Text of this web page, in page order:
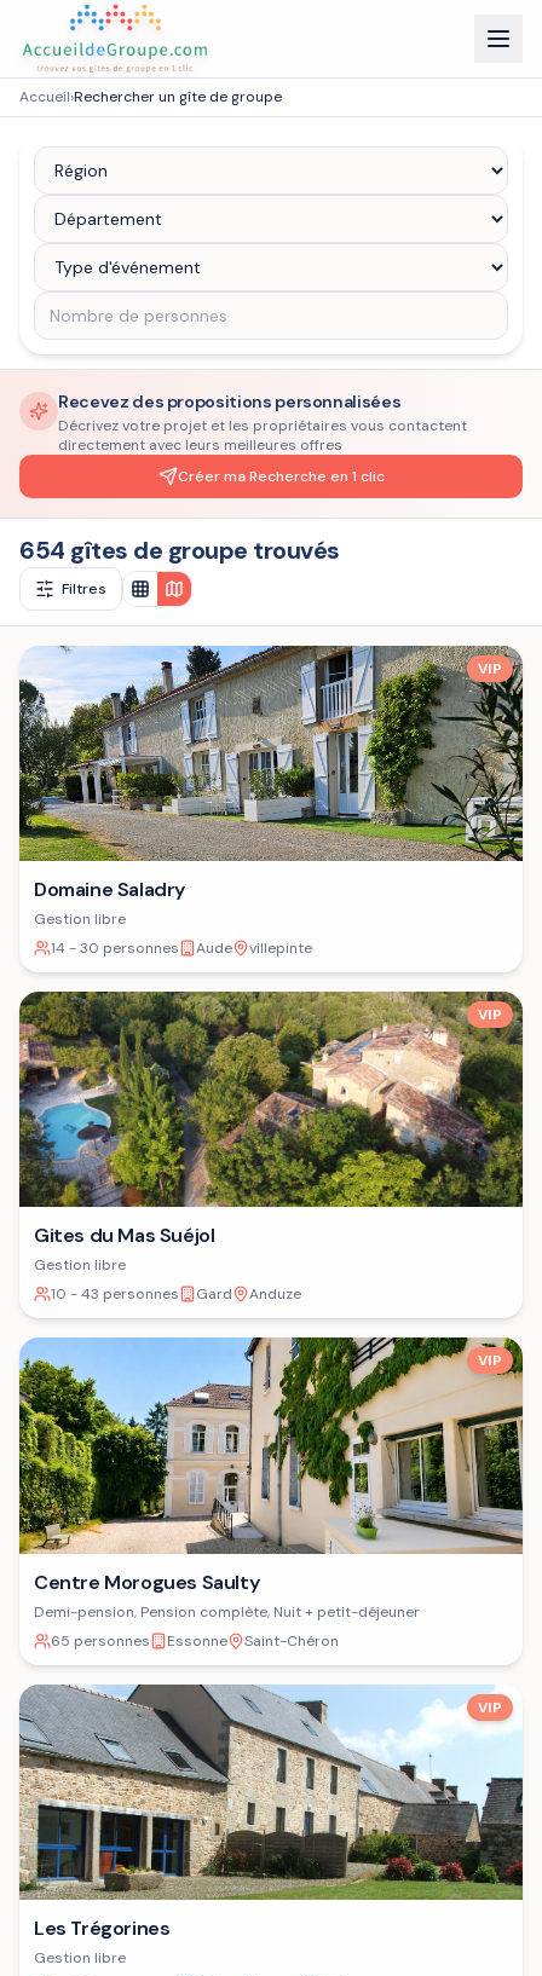
Accueil›Rechercher un gîte de groupe
Recevez des propositions personnalisées
Décrivez votre projet et les propriétaires vous contactent
directement avec leurs meilleures offres
Créer ma Recherche en 1 clic
654 gîtes de groupe trouvés
Filtres
VIP
Domaine Saladry
Gestion libre
14 - 30 personnes
Aude villepinte
VIP
Gites du Mas Suéjol
Gestion libre
10 - 43 personnes
Gard Anduze
VIP
Centre Morogues Saulty
Demi-pension, Pension complète, Nuit + petit-déjeuner
65 personnes
Essonne Saint-Chéron
VIP
Les Trégorines
Gestion libre